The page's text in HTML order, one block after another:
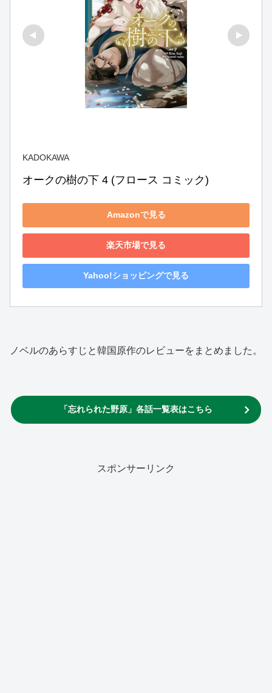
KADOKAWA
オークの樹の下 4 (フロース コミック)
Amazonで見る
楽天市場で見る
Yahoo!ショッピングで見る
ノベルのあらすじと韓国原作のレビューをまとめました。
「忘れられた野原」各話一覧表はこちら
スポンサーリンク